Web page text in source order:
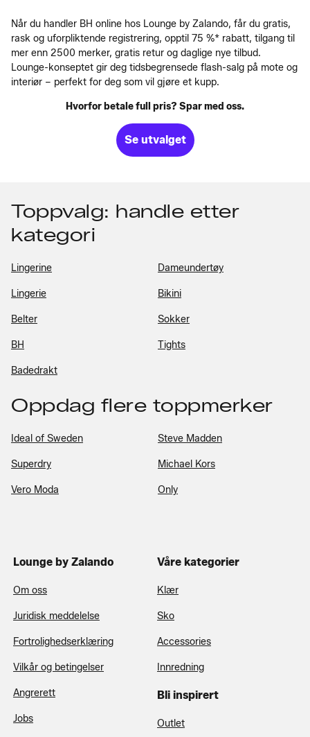
Når du handler BH online hos Lounge by Zalando, får du gratis,
rask og uforpliktende registrering, opptil 75 %* rabatt, tilgang til
mer enn 2500 merker, gratis retur og daglige nye tilbud.
Lounge-konseptet gir deg tidsbegrensede flash-salg på mote og
interiør – perfekt for deg som vil gjøre et kupp.
Hvorfor betale full pris? Spar med oss.
Se utvalget
Toppvalg: handle etter
kategori
Lingerine Dameundertøy
Lingerie Bikini
Belter Sokker
BH Tights
Badedrakt
Oppdag flere toppmerker
Ideal of Sweden Steve Madden
Superdry Michael Kors
Vero Moda Only
Lounge by Zalando
Om oss
Juridisk meddelelse
Fortrolighedserklæring
Vilkår og betingelser
Angrerett
Jobs
Våre kategorier
Klær
Sko
Accessories
Innredning
Bli inspirert
Outlet